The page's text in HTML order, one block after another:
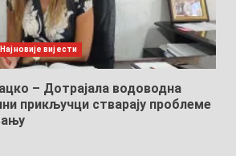
Најновије вијести
– Дотрајала водоводна
прикључци стварају проблеме